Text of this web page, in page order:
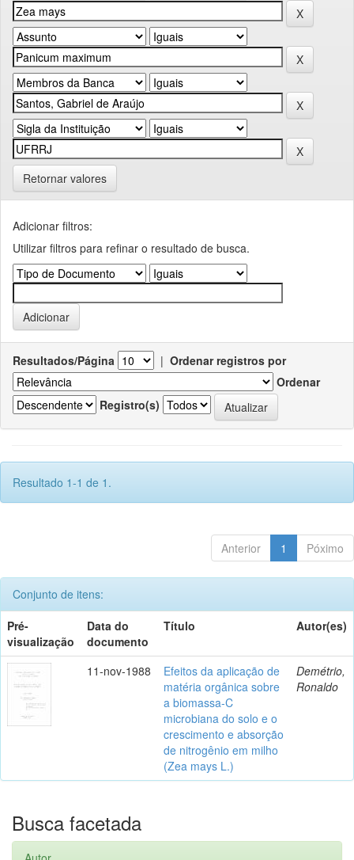
Retornar valores
Adicionar filtros:
Utilizar filtros para refinar o resultado de busca.
Resultados/Página | Ordenar registros por
Ordenar
Registro(s)
Resultado 1-1 de 1.
Anterior 1 Póximo
Conjunto de itens:
Pré-
visualização
Data do
documento
Título Autor(es)
11-nov-1988
Efeitos da aplicação de
matéria orgânica sobre
a biomassa-C
microbiana do solo e o
crescimento e absorção
de nitrogênio em milho
(Zea mays L.)
Demétrio,
Ronaldo
Busca facetada